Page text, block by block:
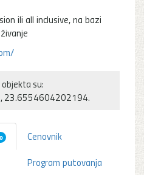
ili all inclusive, na bazi
su:
23.6554604202194.
Cenovnik
Program putovanja